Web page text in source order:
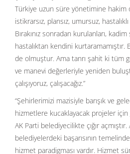
Türkiye uzun süre yönetimine hakim
istikrarsız, plansız, umursuz,
Bırakınız sonradan kurulanları,
hastalıktan kendini kurtaramamıştır.
de olmuştur. Ama tanrı şahit ki tüm
ve manevi değerleriyle yeniden
çalışıyoruz, çalışacağız.”
“Şehirlerimizi mazisiyle barışık ve
hizmetlere kucaklayacak projeler
AK Parti belediyecilikte çığır açmıştır.
belediyelerdeki başarısının
hizmet paradigması vardır. Hizmet